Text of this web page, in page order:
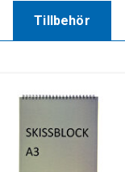
Tillbehör